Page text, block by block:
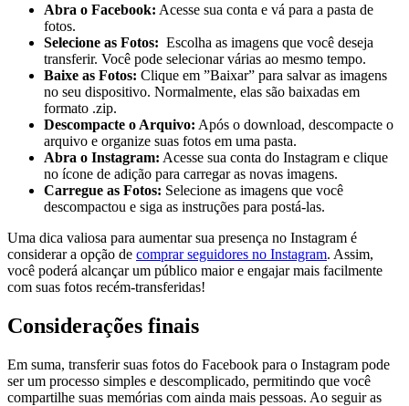
Abra​ o Facebook: Acesse sua conta e vá para⁤ a​ pasta de
fotos.
Selecione‌ as‍ Fotos: ‌ Escolha as imagens que você ‍deseja
transferir. Você pode selecionar várias ao mesmo tempo.
Baixe as⁢ Fotos: Clique em ⁤”Baixar” para ⁢salvar as imagens
no seu dispositivo. Normalmente, elas‍ são baixadas ‌em
formato‍ .zip.
Descompacte⁤ o Arquivo: Após⁣ o download, ​descompacte o​
arquivo e organize suas fotos em uma pasta.
Abra o Instagram: ⁢Acesse ​sua conta do Instagram​ e ‍clique
no ⁢ícone​ de adição para carregar as novas ⁤imagens.
Carregue ⁣as Fotos: Selecione as​ imagens que você
‌descompactou⁤ e⁤ siga as instruções para postá-las.
Uma dica⁤ valiosa para ⁣aumentar sua presença no Instagram é⁢
considerar⁢ a opção de comprar seguidores ⁤no‍ Instagram. Assim,⁤
você poderá⁣ alcançar um público maior e⁤ engajar‌ mais ​facilmente​
com suas fotos recém-transferidas!
Considerações⁣ finais
Em suma, ‍transferir suas ‍fotos do Facebook para o Instagram pode
ser ⁣um processo ⁢simples‌ e descomplicado, ⁢permitindo ⁢que você
compartilhe suas⁣ memórias com ainda mais⁣ pessoas. Ao seguir ⁤as